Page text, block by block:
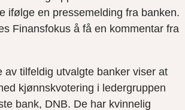
ifølge en pressemelding fra banken.
Finansfokus å få en kommentar fra
av tilfeldig utvalgte banker viser at
kjønnskvotering i ledergruppen
bank, DNB. De har kvinnelig